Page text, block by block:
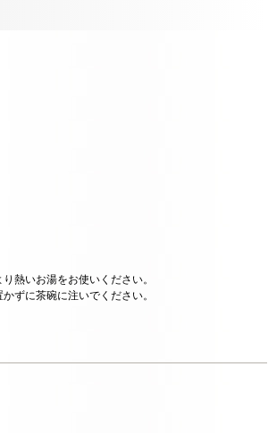
熱いお湯をお使いください。
ずに茶碗に注いでください。